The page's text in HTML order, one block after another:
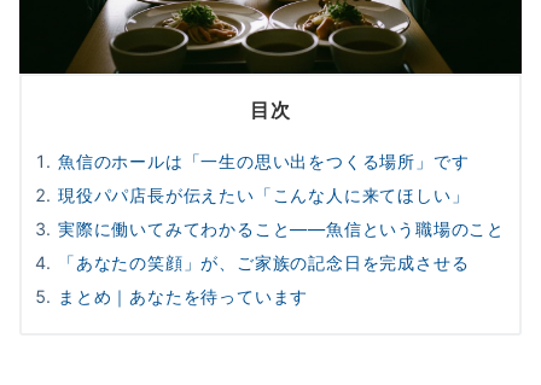
目次
魚信のホールは「一生の思い出をつくる場所」です
現役パパ店長が伝えたい「こんな人に来てほしい」
実際に働いてみてわかること——魚信という職場のこと
「あなたの笑顔」が、ご家族の記念日を完成させる
まとめ｜あなたを待っています